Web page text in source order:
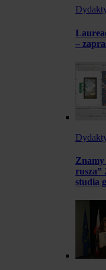
–
Znamy
rusza”
studia